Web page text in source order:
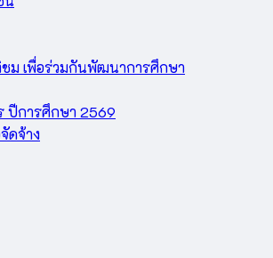
ม เพื่อร่วมกันพัฒนาการศึกษา
ปีการศึกษา 2569
ดจ้าง